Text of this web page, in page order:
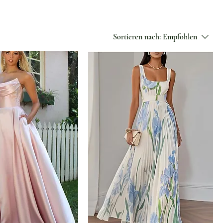
Sortieren nach: Empfohlen